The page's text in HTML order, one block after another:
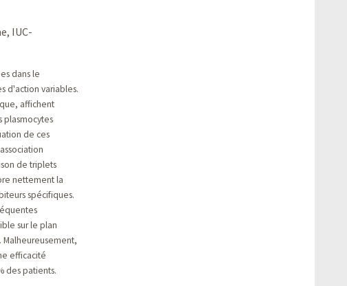
IUC-
dans le
d'action variables.
affichent
plasmocytes
de ces
de triplets
nettement la
spécifiques.
sur le plan
efficacité
des patients.